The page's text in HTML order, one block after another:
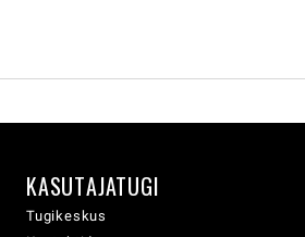
KASUTAJATUGI
Tugikeskus